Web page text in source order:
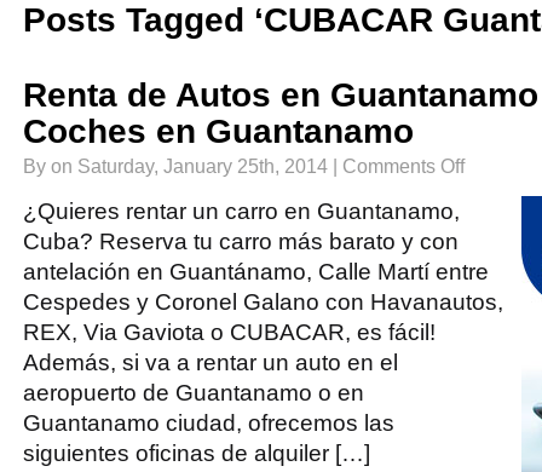
Posts Tagged ‘CUBACAR
Renta de Autos en
Coches en Guantanamo
By on Saturday, January 25th, 2014 | Comments Offon
de
Coches
en
Guantanamo
¿Quieres rentar un carro en Guantanamo,
Cuba? Reserva tu carro más barato y con
antelación en Guantánamo, Calle Martí entre
Cespedes y Coronel Galano con Havanautos,
REX, Via Gaviota o CUBACAR, es fácil!
Además, si va a rentar un auto en el
aeropuerto de Guantanamo o en
Guantanamo ciudad, ofrecemos las
siguientes oficinas de alquiler […]